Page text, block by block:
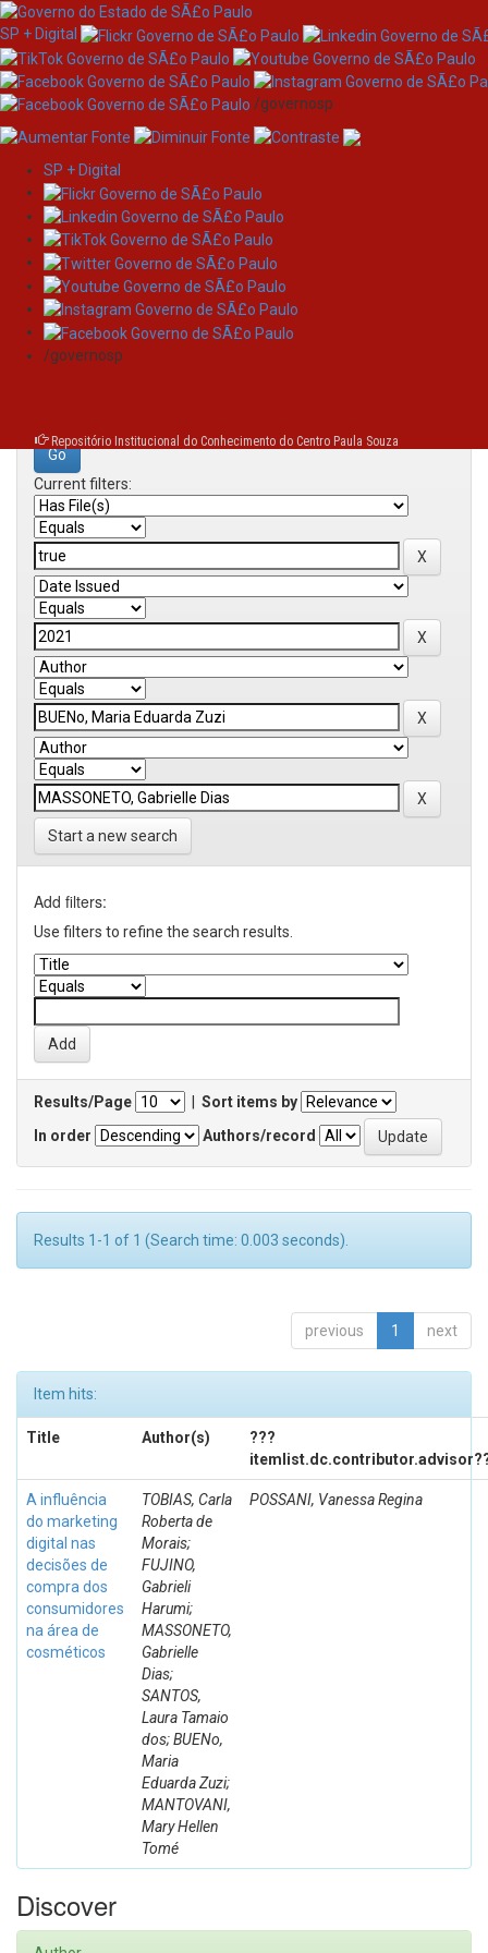
Skip
navigation
SP + Digital
/governosp
SP + Digital
/governosp
Repositório Institucional do Conhecimento do Centro Paula Souza
Search
Search:
Current filters:
Start a new search
Add filters:
Use filters to refine the search results.
Results/Page
Sort items by
In order
Authors/record
Results 1-1 of 1 (Search time: 0.003 seconds).
previous 1 next
Item hits:
Title Author(s)
???
A influência
do marketing
digital nas
decisões de
compra dos
consumidores
na área de
cosméticos
TOBIAS, Carla
Roberta de
Morais;
FUJINO,
Gabrieli
Harumi;
MASSONETO,
Gabrielle
Dias;
SANTOS,
Laura Tamaio
dos; BUENo,
Maria
Eduarda Zuzi;
MANTOVANI,
Mary Hellen
Tomé
POSSANI, Vanessa Regina
Discover